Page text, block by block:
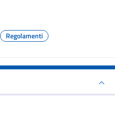
Regolamenti